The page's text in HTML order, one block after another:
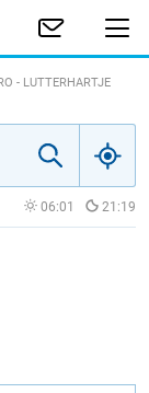
- LUTTERHARTJE
06:01 21:19